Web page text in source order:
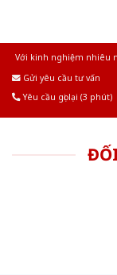
Với kinh nghiệm nhiêu
Gửi yêu cầu tư vấn
Yêu cầu gọi lại (3 phút)